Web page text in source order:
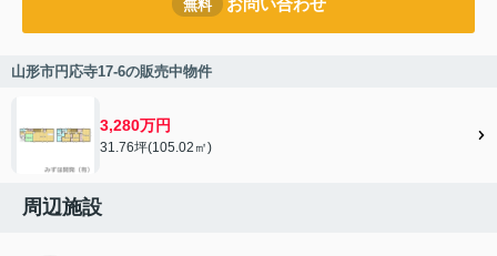
無料 お問い合わせ
山形市円応寺17-6の販売中物件
3,280万円
31.76坪(105.02㎡)
周辺施設